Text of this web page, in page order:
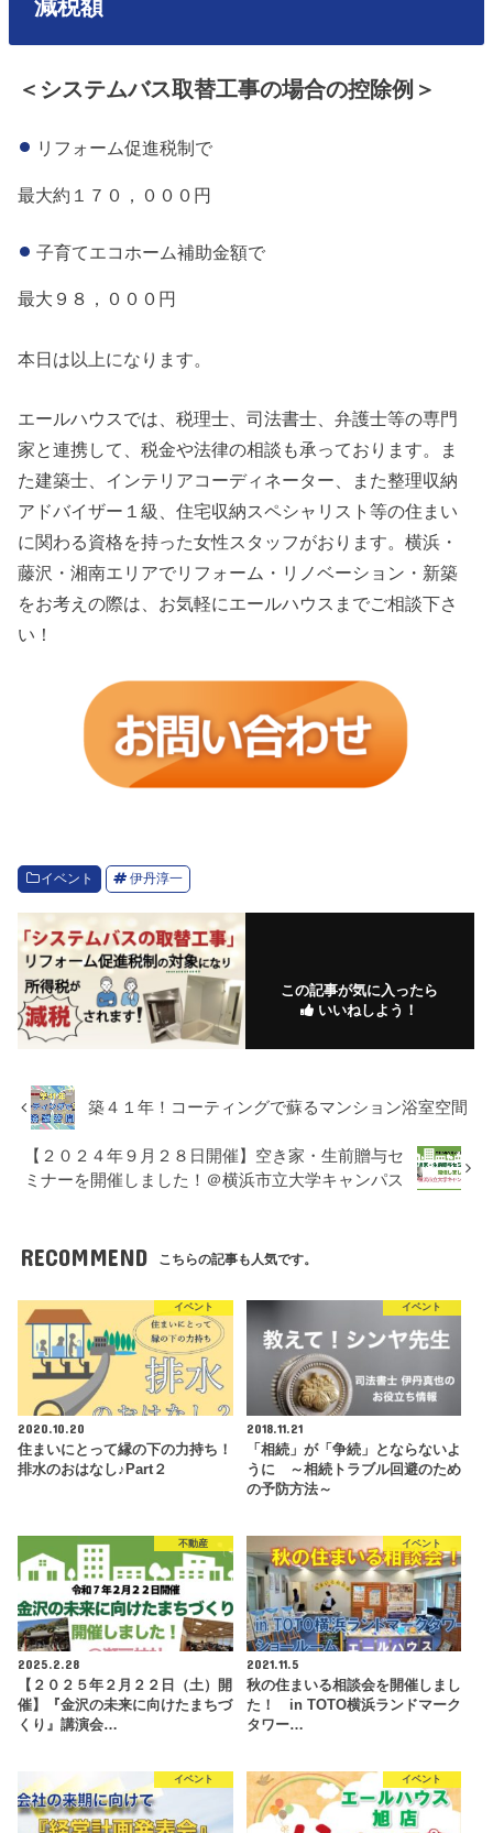
減税額
＜システムバス取替工事の場合の控除例＞
リフォーム促進税制で
最大約１７０，０００円
子育てエコホーム補助金額で
最大９８，０００円
本日は以上になります。
エールハウスでは、税理士、司法書士、弁護士等の専門
家と連携して、税金や法律の相談も承っております。ま
た建築士、インテリアコーディネーター、また整理収納
アドバイザー１級、住宅収納スペシャリスト等の住まい
に関わる資格を持った女性スタッフがおります。横浜・
藤沢・湘南エリアでリフォーム・リノベーション・新築
をお考えの際は、お気軽にエールハウスまでご相談下さ
い！
イベント 伊丹淳一
この記事が気に入ったら
いいねしよう！
築４１年！コーティングで蘇るマンション浴室空間
【２０２４年９月２８日開催】空き家・生前贈与セ
ミナーを開催しました！＠横浜市立大学キャンパス
RECOMMEND こちらの記事も人気です。
イベント
2020.10.20
住まいにとって縁の下の力持ち！
排水のおはなし♪Part２
イベント
2018.11.21
「相続」が「争続」とならないよ
うに ～相続トラブル回避のため
の予防方法～
不動産
2025.2.28
【２０２５年２月２２日（土）開
催】『金沢の未来に向けたまちづ
くり』講演会…
イベント
2021.11.5
秋の住まいる相談会を開催しまし
た！ in TOTO横浜ランドマーク
タワー…
イベント イベント